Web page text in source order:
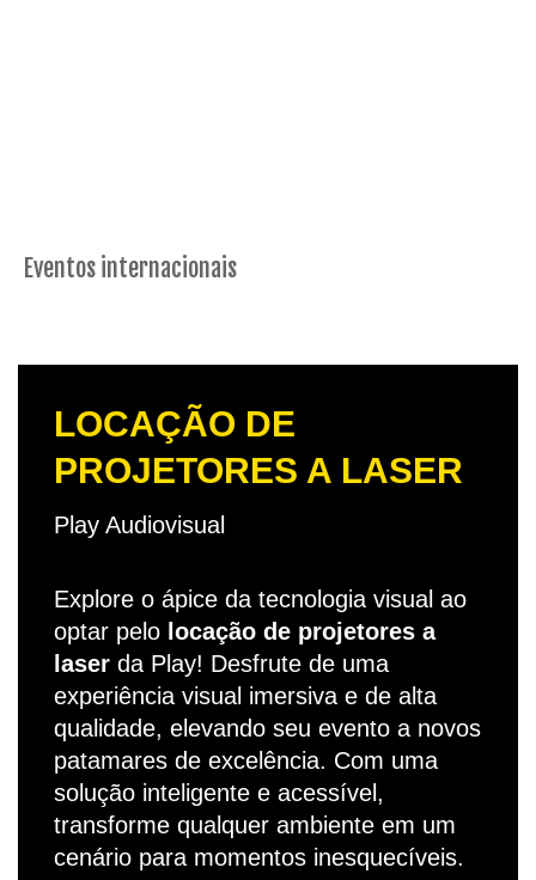
Eventos internacionais
LOCAÇÃO DE
PROJETORES A LASER
Play Audiovisual
Explore o ápice da tecnologia visual ao
optar pelo locação de projetores a
laser da Play! Desfrute de uma
experiência visual imersiva e de alta
qualidade, elevando seu evento a novos
patamares de excelência. Com uma
solução inteligente e acessível,
transforme qualquer ambiente em um
cenário para momentos inesquecíveis.